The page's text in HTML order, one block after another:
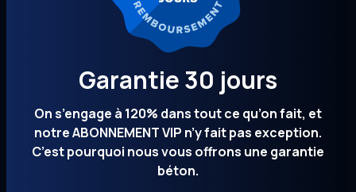
Garantie 30 jours
On s’engage à 120% dans tout ce qu’on fait, et
notre ABONNEMENT VIP n’y fait pas exception.
C’est pourquoi nous vous offrons une garantie
béton.